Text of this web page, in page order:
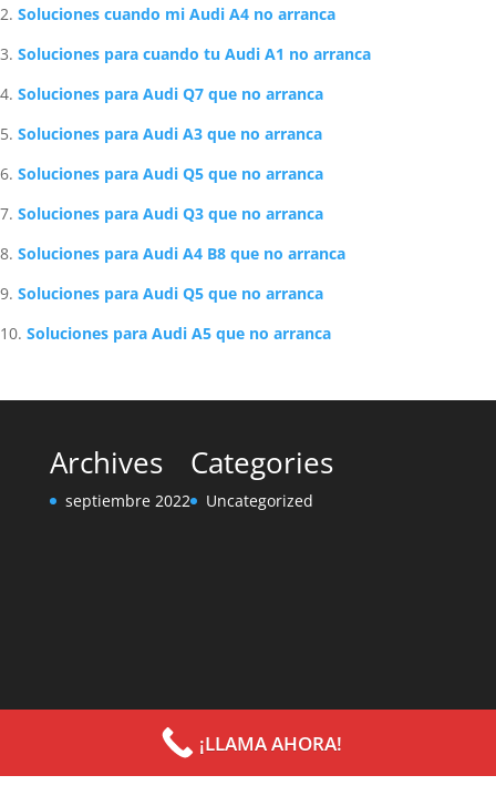
Soluciones cuando mi Audi A4 no arranca
Soluciones para cuando tu Audi A1 no arranca
Soluciones para Audi Q7 que no arranca
Soluciones para Audi A3 que no arranca
Soluciones para Audi Q5 que no arranca
Soluciones para Audi Q3 que no arranca
Soluciones para Audi A4 B8 que no arranca
Soluciones para Audi Q5 que no arranca
Soluciones para Audi A5 que no arranca
Archives
septiembre 2022
Categories
Uncategorized
¡LLAMA AHORA!